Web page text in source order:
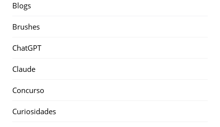
Blogs
Brushes
ChatGPT
Claude
Concurso
Curiosidades